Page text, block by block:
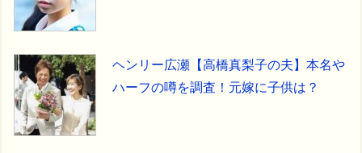
ヘンリー広瀬【高橋真梨子の夫】本名や
ハーフの噂を調査！元嫁に子供は？